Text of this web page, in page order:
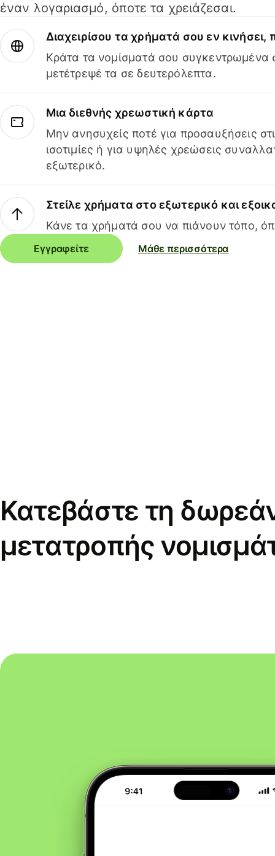
έναν λογαριασμό, όποτε τα χρειάζεσαι.
Διαχειρίσου τα χρήματά σου εν
Κράτα τα νομίσματά σου συγκεντρωμένα
μετέτρεψέ τα σε δευτερόλεπτα.
Μια διεθνής χρεωστική κάρτα
Μην ανησυχείς ποτέ για προσαυξήσεις
ισοτιμίες ή για υψηλές χρεώσεις
εξωτερικό.
Στείλε χρήματα στο εξωτερικό και
Κάνε τα χρήματά σου να πιάνουν τόπο,
Εγγραφείτε Μάθε περισσότερα
Κατεβάστε τη
μετατροπής